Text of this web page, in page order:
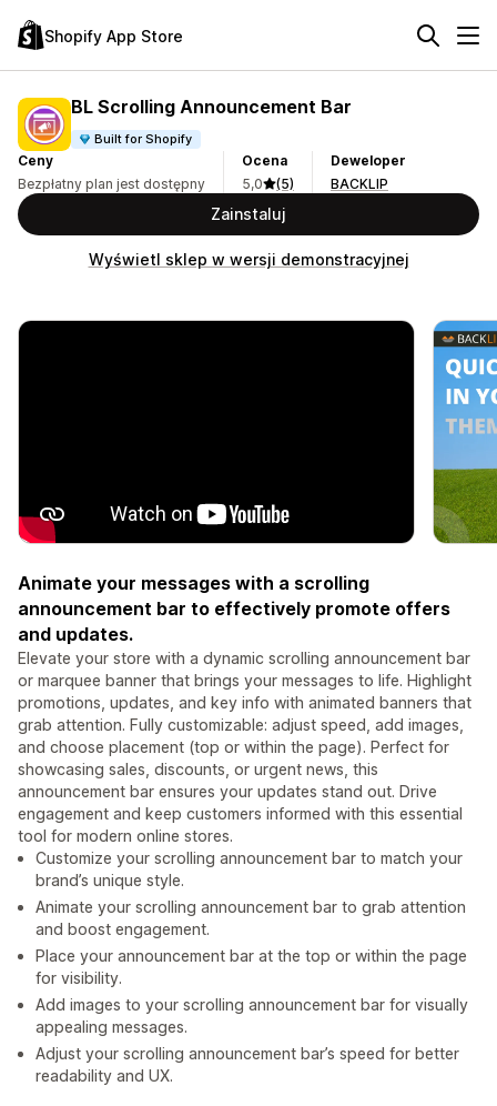
Shopify App Store
BL Scrolling Announcement Bar
Built for Shopify
Ceny
Bezpłatny plan jest dostępny
Ocena
5,0
(5)
Deweloper
BACKLIP
Zainstaluj
Wyświetl sklep w wersji demonstracyjnej
Animate your messages with a scrolling
announcement bar to effectively promote offers
and updates.
Elevate your store with a dynamic scrolling announcement bar
or marquee banner that brings your messages to life. Highlight
promotions, updates, and key info with animated banners that
grab attention. Fully customizable: adjust speed, add images,
and choose placement (top or within the page). Perfect for
showcasing sales, discounts, or urgent news, this
announcement bar ensures your updates stand out. Drive
engagement and keep customers informed with this essential
tool for modern online stores.
Customize your scrolling announcement bar to match your
brand’s unique style.
Animate your scrolling announcement bar to grab attention
and boost engagement.
Place your announcement bar at the top or within the page
for visibility.
Add images to your scrolling announcement bar for visually
appealing messages.
Adjust your scrolling announcement bar’s speed for better
readability and UX.